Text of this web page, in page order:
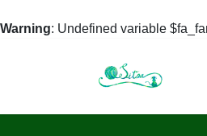
Warning: Undefined variable